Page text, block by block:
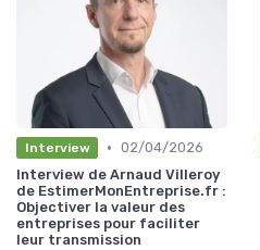
Interview • 02/04/2026
Interview de Arnaud Villeroy
de EstimerMonEntreprise.fr :
Objectiver la valeur des
entreprises pour faciliter
leur transmission